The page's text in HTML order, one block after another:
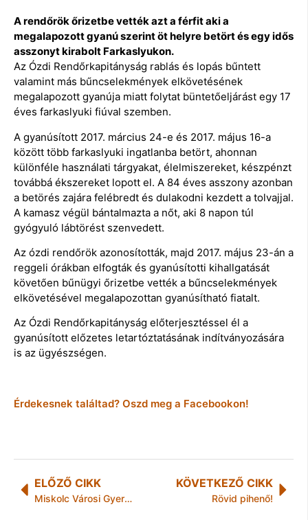
A rendőrök őrizetbe vették azt a férfit aki a
megalapozott gyanú szerint öt helyre betört és egy idős
asszonyt kirabolt Farkaslyukon.
Az Ózdi Rendőrkapitányság rablás és lopás bűntett
valamint más bűncselekmények elkövetésének
megalapozott gyanúja miatt folytat büntetőeljárást egy 17
éves farkaslyuki fiúval szemben.
A gyanúsított 2017. március 24-e és 2017. május 16-a
között több farkaslyuki ingatlanba betört, ahonnan
különféle használati tárgyakat, élelmiszereket, készpénzt
továbbá ékszereket lopott el. A 84 éves asszony azonban
a betörés zajára felébredt és dulakodni kezdett a tolvajjal.
A kamasz végül bántalmazta a nőt, aki 8 napon túl
gyógyuló lábtörést szenvedett.
Az ózdi rendőrök azonosították, majd 2017. május 23-án a
reggeli órákban elfogták és gyanúsítotti kihallgatását
követően bűnügyi őrizetbe vették a bűncselekmények
elkövetésével megalapozottan gyanúsítható fiatalt.
Az Ózdi Rendőrkapitányság előterjesztéssel él a
gyanúsított előzetes letartóztatásának indítványozására
is az ügyészségen.
Érdekesnek találtad? Oszd meg a Facebookon!
ELŐZŐ CIKK
Miskolc Városi Gyermeknap és Ezer Lámpás Éjszakája
KÖVETKEZŐ CIKK
Rövid pihenő!